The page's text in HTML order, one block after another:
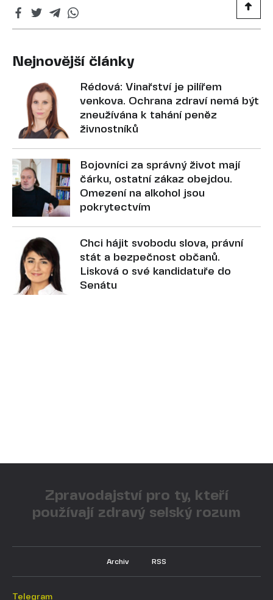
Nejnovější články
Rédová: Vinařství je pilířem
venkova. Ochrana zdraví nemá být
zneužívána k tahání peněz
živnostníků
Bojovníci za správný život mají
čárku, ostatní zákaz obejdou.
Omezení na alkohol jsou
pokrytectvím
Chci hájit svobodu slova, právní
stát a bezpečnost občanů.
Lisková o své kandidatuře do
Senátu
Zpravodajství pro ty, kteří
používají zdravý selský rozum
Archiv RSS
Telegram